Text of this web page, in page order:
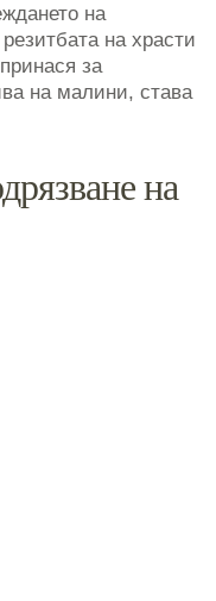
на
на храсти
за
на малини, става
на